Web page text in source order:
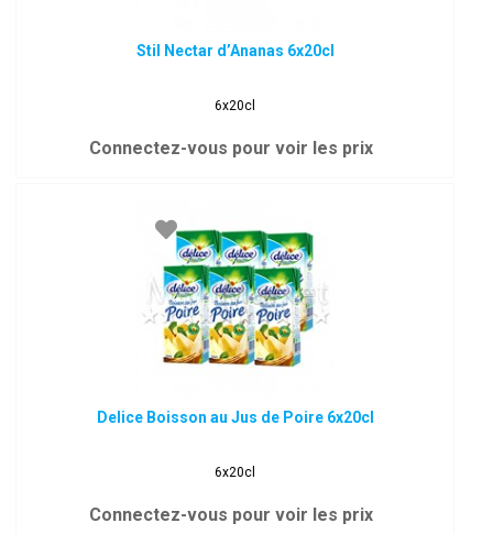
Stil Nectar d’Ananas 6x20cl
6x20cl
Connectez-vous pour voir les prix
Delice Boisson au Jus de Poire 6x20cl
6x20cl
Connectez-vous pour voir les prix